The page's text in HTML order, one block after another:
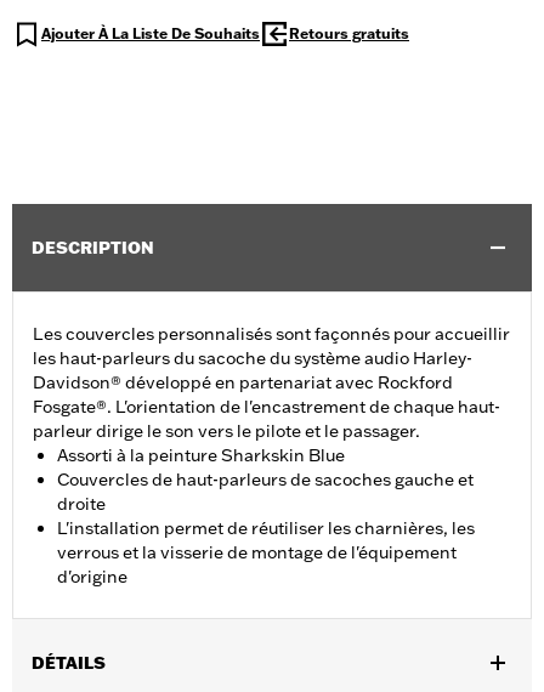
Ajouter À La Liste De Souhaits Retours gratuits
DESCRIPTION
Les couvercles personnalisés sont façonnés pour accueillir
les haut-parleurs du sacoche du système audio Harley-
Davidson® développé en partenariat avec Rockford
Fosgate®. L'orientation de l'encastrement de chaque haut-
parleur dirige le son vers le pilote et le passager.
Assorti à la peinture Sharkskin Blue
Couvercles de haut-parleurs de sacoches gauche et
droite
L'installation permet de réutiliser les charnières, les
verrous et la visserie de montage de l'équipement
d'origine
DÉTAILS